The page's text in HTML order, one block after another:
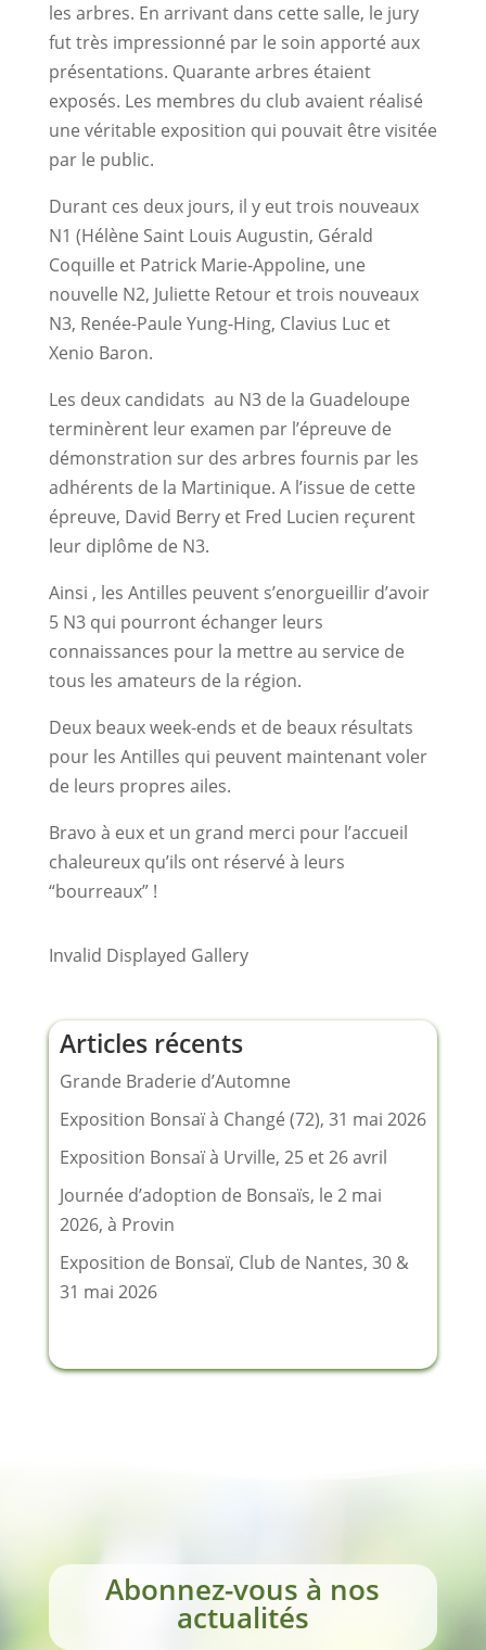
les arbres. En arrivant dans cette salle, le jury
fut très impressionné par le soin apporté aux
présentations. Quarante arbres étaient
exposés. Les membres du club avaient réalisé
une véritable exposition qui pouvait être visitée
par le public.
Durant ces deux jours, il y eut trois nouveaux
N1 (Hélène Saint Louis Augustin, Gérald
Coquille et Patrick Marie-Appoline, une
nouvelle N2, Juliette Retour et trois nouveaux
N3, Renée-Paule Yung-Hing, Clavius Luc et
Xenio Baron.
Les deux candidats au N3 de la Guadeloupe
terminèrent leur examen par l’épreuve de
démonstration sur des arbres fournis par les
adhérents de la Martinique. A l’issue de cette
épreuve, David Berry et Fred Lucien reçurent
leur diplôme de N3.
Ainsi , les Antilles peuvent s’enorgueillir d’avoir
5 N3 qui pourront échanger leurs
connaissances pour la mettre au service de
tous les amateurs de la région.
Deux beaux week-ends et de beaux résultats
pour les Antilles qui peuvent maintenant voler
de leurs propres ailes.
Bravo à eux et un grand merci pour l’accueil
chaleureux qu’ils ont réservé à leurs
“bourreaux” !
Invalid Displayed Gallery
Articles récents
Grande Braderie d’Automne
Exposition Bonsaï à Changé (72), 31 mai 2026
Exposition Bonsaï à Urville, 25 et 26 avril
Journée d’adoption de Bonsaïs, le 2 mai
2026, à Provin
Exposition de Bonsaï, Club de Nantes, 30 &
31 mai 2026
Abonnez-vous à nos
actualités